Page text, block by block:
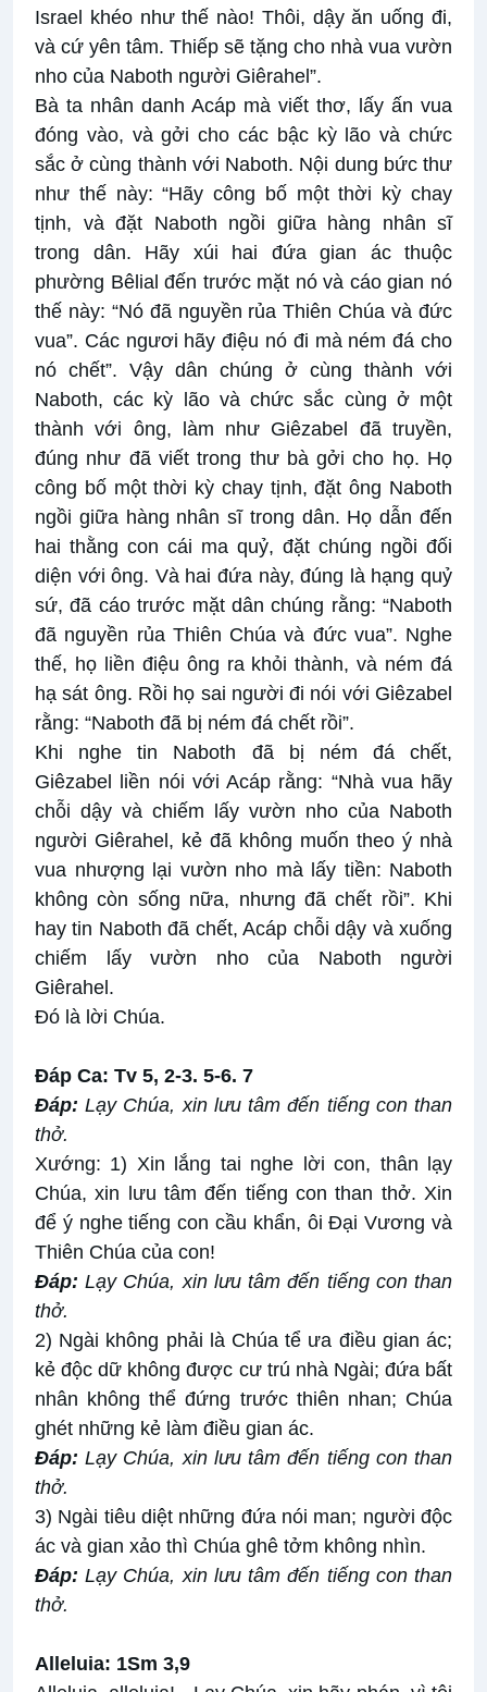
Israel khéo như thế nào! Thôi, dậy ăn uống đi,
và cứ yên tâm. Thiếp sẽ tặng cho nhà vua vườn
nho của Naboth người Giêrahel”.
Bà ta nhân danh Acáp mà viết thơ, lấy ấn vua
đóng vào, và gởi cho các bậc kỳ lão và chức
sắc ở cùng thành với Naboth. Nội dung bức thư
như thế này: “Hãy công bố một thời kỳ chay
tịnh, và đặt Naboth ngồi giữa hàng nhân sĩ
trong dân. Hãy xúi hai đứa gian ác thuộc
phường Bêlial đến trước mặt nó và cáo gian nó
thế này: “Nó đã nguyền rủa Thiên Chúa và đức
vua”. Các ngươi hãy điệu nó đi mà ném đá cho
nó chết”. Vậy dân chúng ở cùng thành với
Naboth, các kỳ lão và chức sắc cùng ở một
thành với ông, làm như Giêzabel đã truyền,
đúng như đã viết trong thư bà gởi cho họ. Họ
công bố một thời kỳ chay tịnh, đặt ông Naboth
ngồi giữa hàng nhân sĩ trong dân. Họ dẫn đến
hai thằng con cái ma quỷ, đặt chúng ngồi đối
diện với ông. Và hai đứa này, đúng là hạng quỷ
sứ, đã cáo trước mặt dân chúng rằng: “Naboth
đã nguyền rủa Thiên Chúa và đức vua”. Nghe
thế, họ liền điệu ông ra khỏi thành, và ném đá
hạ sát ông. Rồi họ sai người đi nói với Giêzabel
rằng: “Naboth đã bị ném đá chết rồi”.
Khi nghe tin Naboth đã bị ném đá chết,
Giêzabel liền nói với Acáp rằng: “Nhà vua hãy
chỗi dậy và chiếm lấy vườn nho của Naboth
người Giêrahel, kẻ đã không muốn theo ý nhà
vua nhượng lại vườn nho mà lấy tiền: Naboth
không còn sống nữa, nhưng đã chết rồi”. Khi
hay tin Naboth đã chết, Acáp chỗi dậy và xuống
chiếm lấy vườn nho của Naboth người
Giêrahel.
Ðó là lời Chúa.
Ðáp Ca: Tv 5, 2-3. 5-6. 7
Ðáp: Lạy Chúa, xin lưu tâm đến tiếng con than
thở.
Xướng: 1) Xin lắng tai nghe lời con, thân lạy
Chúa, xin lưu tâm đến tiếng con than thở. Xin
để ý nghe tiếng con cầu khẩn, ôi Ðại Vương và
Thiên Chúa của con!
Ðáp: Lạy Chúa, xin lưu tâm đến tiếng con than
thở.
2) Ngài không phải là Chúa tể ưa điều gian ác;
kẻ độc dữ không được cư trú nhà Ngài; đứa bất
nhân không thể đứng trước thiên nhan; Chúa
ghét những kẻ làm điều gian ác.
Ðáp: Lạy Chúa, xin lưu tâm đến tiếng con than
thở.
3) Ngài tiêu diệt những đứa nói man; người độc
ác và gian xảo thì Chúa ghê tởm không nhìn.
Ðáp: Lạy Chúa, xin lưu tâm đến tiếng con than
thở.
Alleluia: 1Sm 3,9